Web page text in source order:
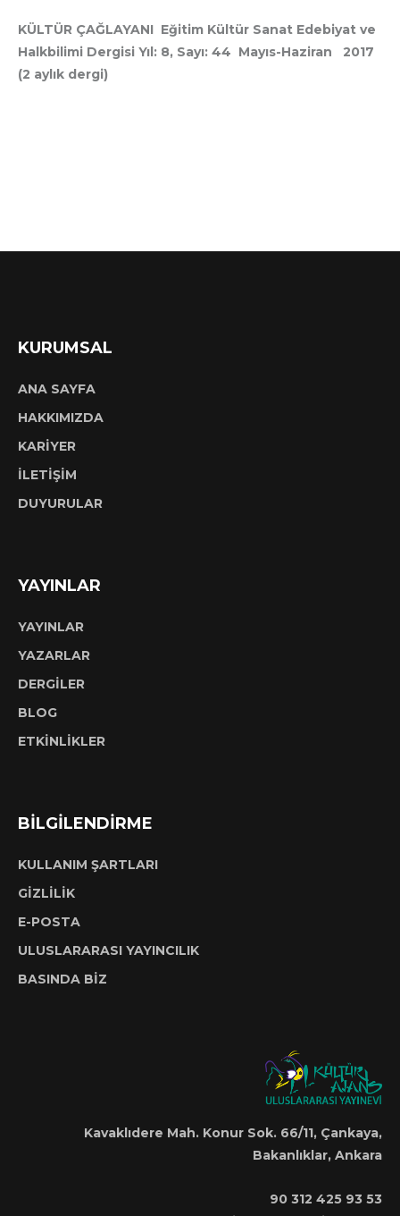
KÜLTÜR ÇAĞLAYANI Eğitim Kültür Sanat Edebiyat ve
Halkbilimi Dergisi Yıl: 8, Sayı: 44 Mayıs-Haziran 2017
(2 aylık dergi)
KURUMSAL
ANA SAYFA
HAKKIMIZDA
KARİYER
İLETİŞİM
DUYURULAR
YAYINLAR
YAYINLAR
YAZARLAR
DERGİLER
BLOG
ETKİNLİKLER
BİLGİLENDİRME
KULLANIM ŞARTLARI
GİZLİLİK
E-POSTA
ULUSLARARASI YAYINCILIK
BASINDA BİZ
Kavaklıdere Mah. Konur Sok. 66/11, Çankaya,
Bakanlıklar, Ankara
90 312 425 93 53